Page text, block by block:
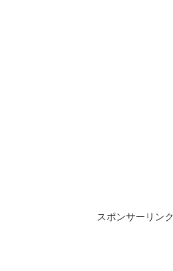
スポンサーリンク